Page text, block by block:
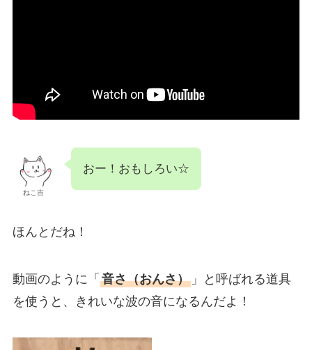
ねこ吉
おー！おもしろい☆
ほんとだね！
動画のように「 音さ（おんさ）」と呼ばれる道具
を使うと、きれいな波の音になるんだよ！